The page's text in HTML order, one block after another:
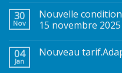
30
Nov
Nouvelle
15 novembre 2025
04
Jan
Nouveau